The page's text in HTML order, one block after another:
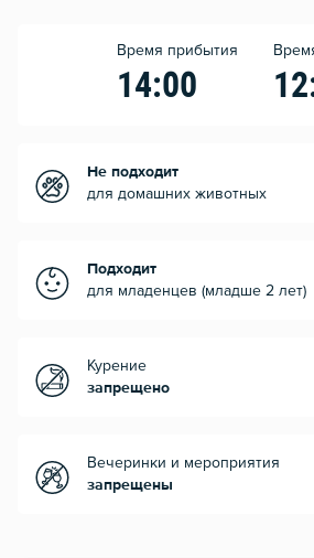
Время прибытия
14:00
Не подходит
для домашних животных
Подходит
для младенцев (младше 2 лет)
Курение
запрещено
Вечеринки и мероприятия
запрещены